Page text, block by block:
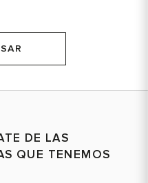
DE LAS
QUE TENEMOS